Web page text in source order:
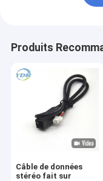
Produits
Câble de données
stéréo fait sur